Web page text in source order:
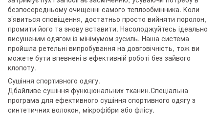
безпосередньому очищенні самого теплообмінника. Коли
з’явиться сповіщення, достатньо просто вийняти поролон,
промити його та знову вставити. Насолоджуйтесь ідеально
висушеним одягом із мінімумом зусиль. Наша система
пройшла ретельні випробування на довговічність, тож ви
можете бути впевнені в ефективній роботі без зайвого
клопоту.
Сушіння спортивного одягу.
Дбайливе сушіння функціональних тканин.Спеціальна
програма для ефективного сушіння спортивного одягу з
синтетичних волокон, мікрофібри або флісу.